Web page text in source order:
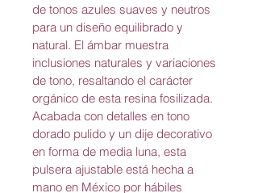
de tonos azules suaves y neutros
para un diseño equilibrado y
natural. El ámbar muestra
inclusiones naturales y variaciones
de tono, resaltando el carácter
orgánico de esta resina fosilizada.
Acabada con detalles en tono
dorado pulido y un dije decorativo
en forma de media luna, esta
pulsera ajustable está hecha a
mano en México por hábiles